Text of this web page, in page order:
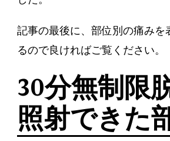
記事の最後に、部位別の痛みを
るので良ければご覧ください。
30分無制限
照射できた